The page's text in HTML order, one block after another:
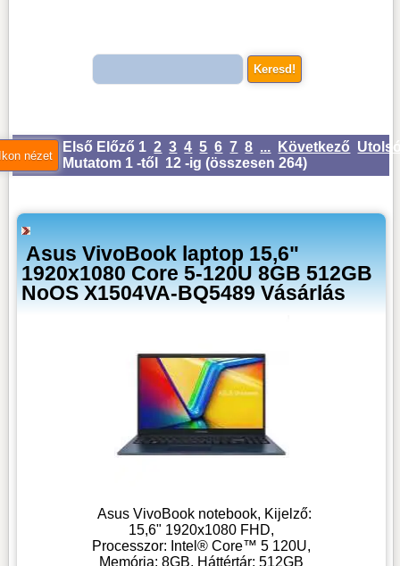
Első Előző 1 2 3 4 5 6 7 8 ... Következő
Mutatom 1 -től 12 -ig (összesen 264)
Asus VivoBook laptop 15,6"
1920x1080 Core 5-120U 8GB 512GB
NoOS X1504VA-BQ5489 Vásárlás
Asus VivoBook notebook, Kijelző:
15,6" 1920x1080 FHD,
Processzor: Intel® Core™ 5 120U,
Memória: 8GB, Háttértár: 512GB